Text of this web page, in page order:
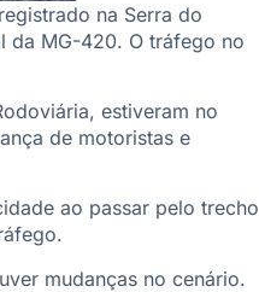
na Serra do
da MG-420. O tráfego no
estiveram no
de motoristas e
ao passar pelo trecho
mudanças no cenário.